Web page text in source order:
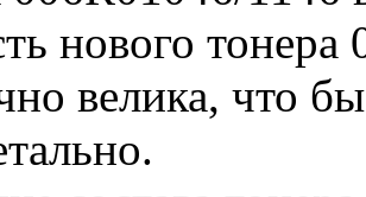
нового
велика, что